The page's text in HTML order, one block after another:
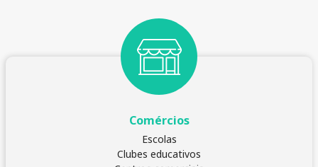
Comércios
Escolas
Clubes educativos